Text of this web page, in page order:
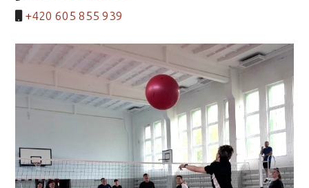
+420 605 855 939